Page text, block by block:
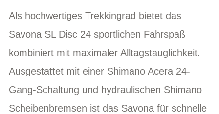
Als hochwertiges Trekkingrad bietet das
Savona SL Disc 24 sportlichen Fahrspaß
kombiniert mit maximaler Alltagstauglichkeit.
Ausgestattet mit einer Shimano Acera 24-
Gang-Schaltung und hydraulischen Shimano
Scheibenbremsen ist das Savona für schnelle